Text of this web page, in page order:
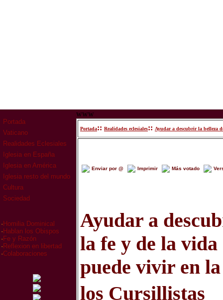
Portada
Vaticano
Realidades Eclesiales
Iglesia en España
Iglesia en América
Iglesia resto del mundo
Cultura
Sociedad
· Homilia Dominical
· Hablan los Obispos
· Fe y Razón
· Reflexion en libertad
·Colaboraciones
www
Portada:: Realidades eclesiales:: Ayudar a descubrir la belleza
Enviar por @ Imprimir Más votado
Ayudar a
la fe y de la vida
puede vivir en
los Cursillistas